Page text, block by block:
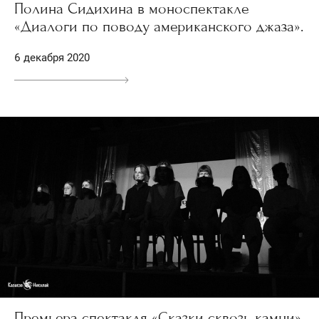
Полина Сидихина в моноспектакле
«Диалоги по поводу американского джаза».
6 декабря 2020